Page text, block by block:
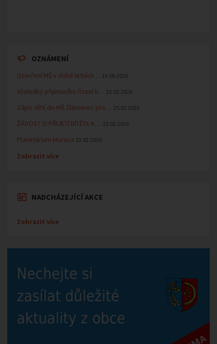
OZNÁMENÍ
Uzavření MŠ v době letních… 16.06.2026
Výsledky přijímacího řízení k… 23.03.2026
Zápis dětí do MŠ Zlámanec pro… 25.02.2026
ŽÁDOST O PŘIJETÍ DÍTĚTE K… 25.02.2026
Planetárium Morava 23.02.2026
Zobrazit více
NADCHÁZEJÍCÍ AKCE
Zobrazit více